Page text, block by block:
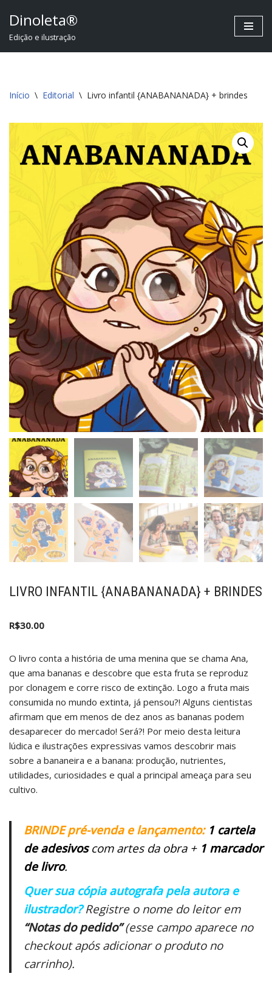
Pular
Dinoleta®
Edição e ilustração
Início \ Editorial \ Livro infantil {ANABANANADA} + brindes
LIVRO INFANTIL {ANABANANADA} + BRINDES
R$30.00
O livro conta a história de uma menina que se chama Ana,
que ama bananas e descobre que esta fruta se reproduz
por clonagem e corre risco de extinção. Logo a fruta mais
consumida no mundo extinta, já pensou?! Alguns cientistas
afirmam que em menos de dez anos as bananas podem
desaparecer do mercado! Será?! Por meio desta leitura
lúdica e ilustrações expressivas vamos descobrir mais
sobre a bananeira e a banana: produção, nutrientes,
utilidades, curiosidades e qual a principal ameaça para seu
cultivo.
BRINDE pré-venda e lançamento: 1 cartela
de adesivoscom artes da obra +1 marcador
de livro.
Quer sua cópia autografa pela autora e
ilustrador?Registre o nome do leitor em
“Notas do pedido”(esse campo aparece no
checkout após adicionar o produto no
carrinho).